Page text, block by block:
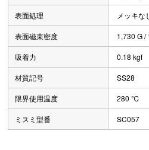
表面処理 メッキな
表面磁束密度 1,730 G /
吸着力 0.18 kgf
材質記号 SS28
限界使用温度 280 ℃
ミスミ型番 SC057